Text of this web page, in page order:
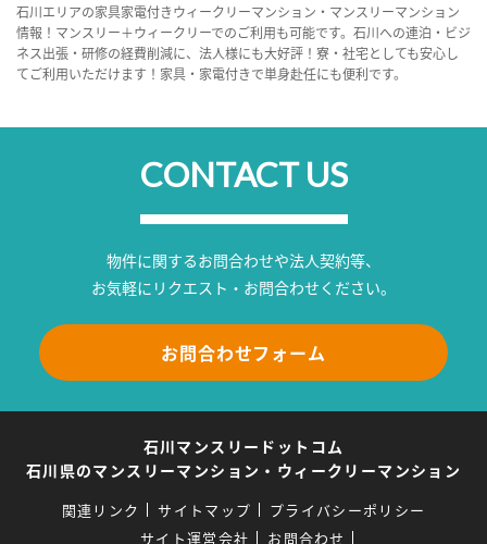
石川エリアの家具家電付きウィークリーマンション・マンスリーマンション
情報！マンスリー＋ウィークリーでのご利用も可能です。石川への連泊・ビジ
ネス出張・研修の経費削減に、法人様にも大好評！寮・社宅としても安心し
てご利用いただけます！家具・家電付きで単身赴任にも便利です。
CONTACT US
物件に関するお問合わせや法人契約等、
お気軽にリクエスト・お問合わせください。
お問合わせフォーム
石川マンスリードットコム
石川県のマンスリーマンション・ウィークリーマンション
関連リンク サイトマップ
プライバシーポリシー
サイト運営会社
お問合わせ